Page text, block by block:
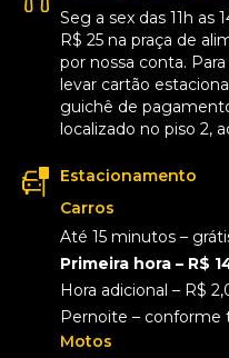
Seg a sex das 11h as
R$ 25 na praça de
por nossa conta.
levar cartão
guichê de
localizado no piso 2,
Estacionamento
Carros
Até 15 minutos –
Primeira hora – R$
Hora adicional – R$
Pernoite –
Motos